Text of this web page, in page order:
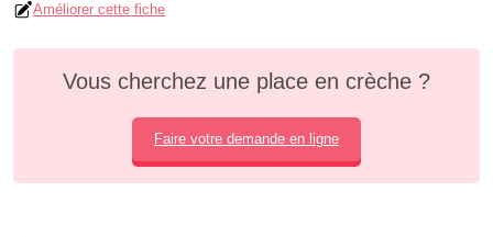
Améliorer cette fiche
Vous cherchez une place en crèche ?
Faire votre demande en ligne